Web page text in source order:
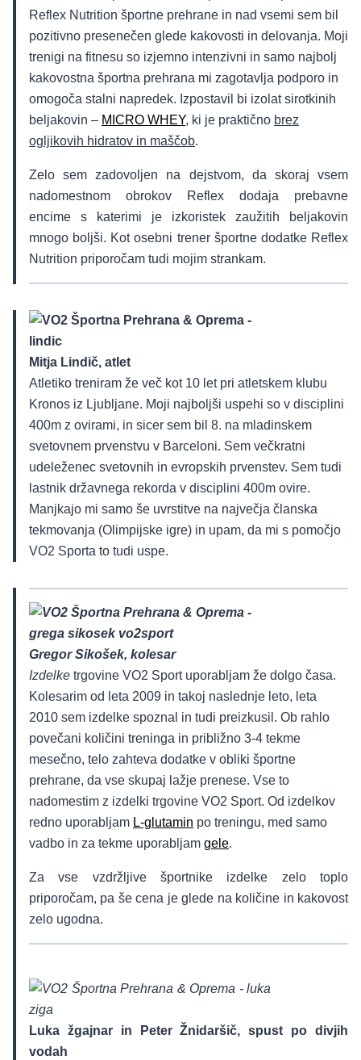
Reflex Nutrition športne prehrane in nad vsemi sem bil
pozitivno presenečen glede kakovosti in delovanja. Moji
trenigi na fitnesu so izjemno intenzivni in samo najbolj
kakovostna športna prehrana mi zagotavlja podporo in
omogoča stalni napredek. Izpostavil bi izolat sirotkinih
beljakovin – MICRO WHEY, ki je praktično brez
ogljikovih hidratov in maščob.
Zelo sem zadovoljen na dejstvom, da skoraj vsem
nadomestnom obrokov Reflex dodaja prebavne
encime s katerimi je izkoristek zaužitih beljakovin
mnogo boljši. Kot osebni trener športne dodatke Reflex
Nutrition priporočam tudi mojim strankam.
Mitja Lindič, atlet
Atletiko treniram že več kot 10 let pri atletskem klubu
Kronos iz Ljubljane. Moji najboljši uspehi so v disciplini
400m z ovirami, in sicer sem bil 8. na mladinskem
svetovnem prvenstvu v Barceloni. Sem večkratni
udeleženec svetovnih in evropskih prvenstev. Sem tudi
lastnik državnega rekorda v disciplini 400m ovire.
Manjkajo mi samo še uvrstitve na največja članska
tekmovanja (Olimpijske igre) in upam, da mi s pomočjo
VO2 Sporta to tudi uspe.
Gregor Sikošek, kolesar
Izdelke trgovine VO2 Sport uporabljam že dolgo časa.
Kolesarim od leta 2009 in takoj naslednje leto, leta
2010 sem izdelke spoznal in tudi preizkusil. Ob rahlo
povečani količini treninga in približno 3-4 tekme
mesečno, telo zahteva dodatke v obliki športne
prehrane, da vse skupaj lažje prenese. Vse to
nadomestim z izdelki trgovine VO2 Sport. Od izdelkov
redno uporabljam L-glutamin po treningu, med samo
vadbo in za tekme uporabljam gele.
Za vse vzdržljive športnike izdelke zelo toplo
priporočam, pa še cena je glede na količine in kakovost
zelo ugodna.
Luka žgajnar in Peter Žnidaršič, spust po divjih
vodah